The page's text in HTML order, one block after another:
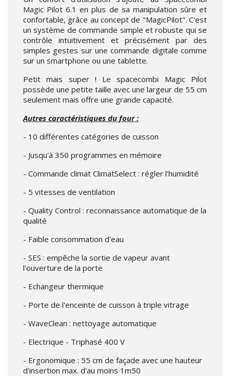
Magic Pilot 6.1 en plus de sa manipulation sûre et
confortable, grâce au concept de "MagicPilot". C'est
un système de commande simple et robuste qui se
contrôle intuitivement et précisément par des
simples gestes sur une commande digitale comme
sur un smartphone ou une tablette.
Petit mais super ! Le spacecombi Magic Pilot
possède une petite taille avec une largeur de 55 cm
seulement mais offre une grande capacité.
Autres caractéristiques du four :
- 10 différentes catégories de cuisson
- Jusqu'à 350 programmes en mémoire
- Commande climat ClimatSelect : régler l'humidité
- 5 vitesses de ventilation
- Quality Control : reconnaissance automatique de la
qualité
- Faible consommation d'eau
- SES : empêche la sortie de vapeur avant
l'ouverture de la porte
- Echangeur thermique
- Porte de l'enceinte de cuisson à triple vitrage
- WaveClean : nettoyage automatique
- Electrique - Triphasé 400 V
- Ergonomique : 55 cm de façade avec une hauteur
d'insertion max. d'au moins 1m50